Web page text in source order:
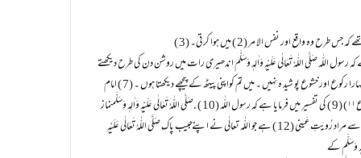
رَضِیَ اللّٰہُ تَعَالٰی عَنْہُمَا نقل کیا ہے کہ رسول اللّٰہ صَلَّی اللّٰہُ تَعَالٰی عَلَیْہِ وَاٰلِہٖ وَسَلَّم اندھیری رات میں روشن دن کی طرح دیکھتے
تھے۔ (5 ) حدیث صحیح ( 6) میں آیا ہے کہ رسول اللّٰہ صَلَّی اللّٰہُ تَعَالٰی عَلَیْہِ وَاٰلِہٖ وَسَلَّم نے فرمایاکہ مجھ سے تمہارا رکوع اور خشوع پو شید ہ نہیں ۔ میں تم کواپنی پیٹھ کے پیچھے دیکھتا ہوں ۔ (7 ) امام
مجاہد (متوفی ۱۰۴ھ) نے ( 8) ’’ الَّذِیْ یَرٰىكَ حِیْنَ تَقُوْمُۙ (۲۱۸) وَ تَقَلُّبَكَ فِی السّٰجِدِیْنَ (۲۱۹) ‘‘ (شعرآء ، ع ۱۱) (9 ) کی تفسیر میں فرمایا ہے کہ رسول اللّٰہ (10 ) .صَلَّی اللّٰہُ تَعَالٰی عَلَیْہِ وَاٰلِہٖ وَسَلَّمنماز
میں پچھلی صفوں کو یوں دیکھتے تھے جیسا کہ اپنے سامنے والوں کو۔ (11 ) احادیث مذکورہ بالا میں رُویت سے مراد رُویَتِ عَینی (12 ) ہے جو اللّٰہ تعالٰی نے اپنے ـحبیب پاک صَلَّی اللّٰہُ تَعَالٰی عَلَیْہِ